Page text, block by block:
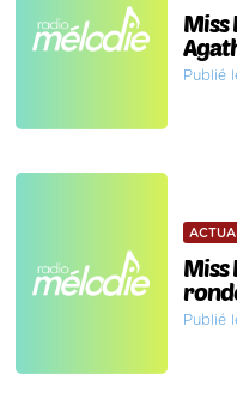
Miss
Publié
Miss
Publié